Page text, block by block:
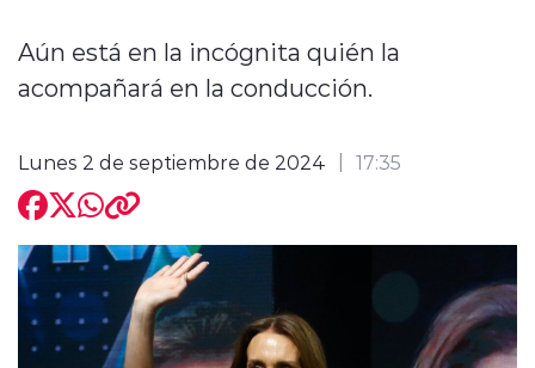
Entrevistas
modo claro
Aún está en la incógnita quién la
acompañará en la conducción.
Lunes 2 de septiembre de 2024 17:35